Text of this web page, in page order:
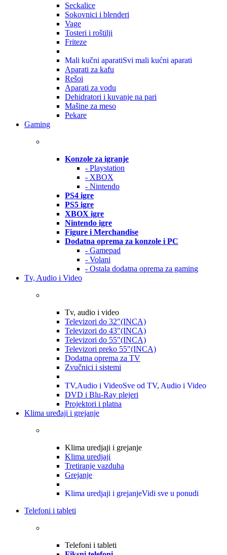
Seckalice
Sokovnici i blenderi
Vage
Tosteri i roštilji
Friteze
Mali kučni aparatiSvi mali kućni aparati
Aparati za kafu
Rešoi
Aparati za vodu
Dehidratori i kuvanje na pari
Mašine za meso
Pekare
Gaming
Konzole za igranje
- Playstation
- XBOX
- Nintendo
PS4 igre
PS5 igre
XBOX igre
Nintendo igre
Figure i Merchandise
Dodatna oprema za konzole i PC
- Gamepad
- Volani
- Ostala dodatna oprema za gaming
Tv, Audio i Video
Tv, audio i video
Televizori do 32"(INCA)
Televizori do 43"(INCA)
Televizori do 55"(INCA)
Televizori preko 55"(INCA)
Dodatna oprema za TV
Zvučnici i sistemi
TV,Audio i VideoSve od TV, Audio i Video
DVD i Blu-Ray plejeri
Projektori i platna
Klima uređaji i grejanje
Klima uredjaji i grejanje
Klima uredjaji
Tretiranje vazduha
Grejanje
Klima uredjaji i grejanjeVidi sve u ponudi
Telefoni i tableti
Telefoni i tableti